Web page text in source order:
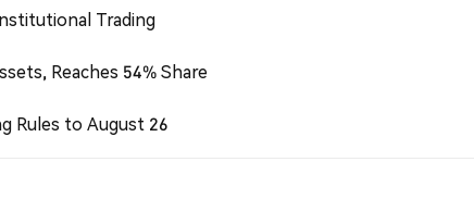
Trading
Reaches 54% Share
Rules to August 26